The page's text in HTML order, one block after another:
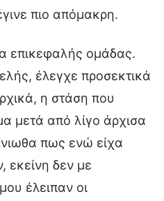
πιο απόμακρη.
επικεφαλής ομάδας.
έλεγχε προσεκτικά
η στάση που
μετά από λίγο άρχισα
πως ενώ είχα
εκείνη δεν με
έλειπαν οι